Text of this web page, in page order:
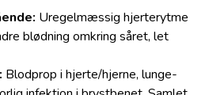
Uregelmæssig hjerterytme
blødning omkring såret, let
Blodprop i hjerte/hjerne, lunge-